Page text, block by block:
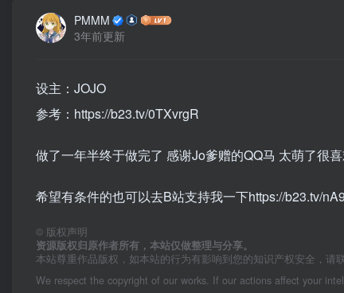
PMMM
3年前更新
设主：JOJO
参考：https://b23.tv/0TXvrgR
做了一年半终于做完了 感谢Jo爹赠的QQ马 太萌了很
希望有条件的也可以去B站支持我一下https://b23.tv/
© 版权声明
资源版权归原作者所有，本站仅做整理与分享。
本站尊重作品版权，如本站的行为有影响到您的知识产权安全，请
We respect the copyright of our works. If our actions affect your